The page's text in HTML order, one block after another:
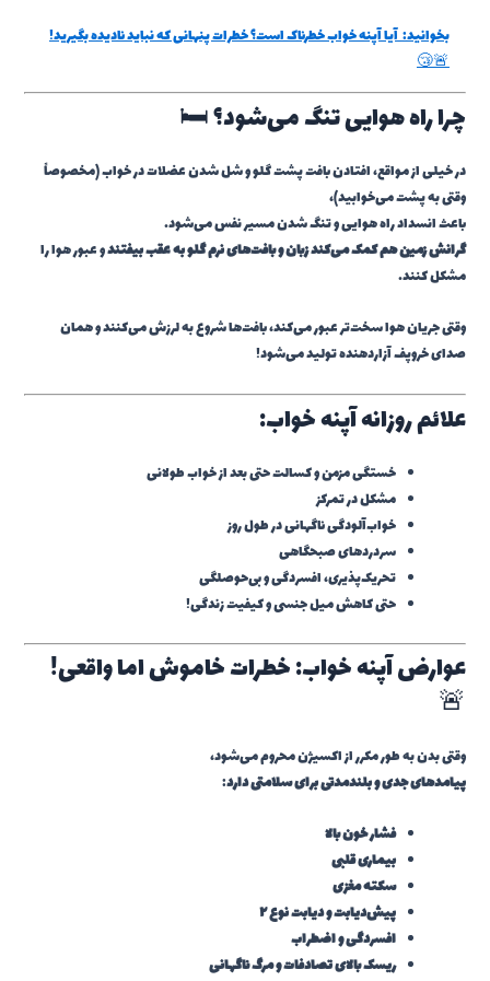
بخوانید:آیا آپنه خواب خطرناک است؟ خطرات پنهانی که نباید نادیده بگیرید!
🚨😴
چرا راه هوایی تنگ می‌شود؟ 🛏️
در خیلی از مواقع، افتادن بافت پشت گلو و شل شدن عضلات در خواب (مخصوصاً
وقتی به پشت می‌خوابید)،
باعث انسداد راه هوایی و تنگ شدن مسیر نفس می‌شود.
گرانش زمین هم کمک می‌کند زبان و بافت‌های نرم گلو به عقب بیفتندو عبور هوا را
مشکل کنند.
وقتی جریان هوا سخت‌تر عبور می‌کند، بافت‌ها شروع به لرزش می‌کنند و همان
صدای خروپف آزاردهنده تولید می‌شود!
علائم روزانه آپنه خواب:
خستگی مزمن و کسالت حتی بعد از خواب طولانی
مشکل در تمرکز
خواب‌آلودگی ناگهانی در طول روز
سردردهای صبحگاهی
تحریک‌پذیری، افسردگی و بی‌حوصلگی
حتی کاهش میل جنسی و کیفیت زندگی!
عوارض آپنه خواب: خطرات خاموش اما واقعی!
🚨
وقتی بدن به طور مکرر از اکسیژن محروم می‌شود،
پیامدهای جدی و بلندمدتی برای سلامتی دارد:
فشار خون بالا
بیماری قلبی
سکته مغزی
پیش‌دیابت و دیابت نوع ۲
افسردگی و اضطراب
ریسک بالای تصادفات و مرگ ناگهانی